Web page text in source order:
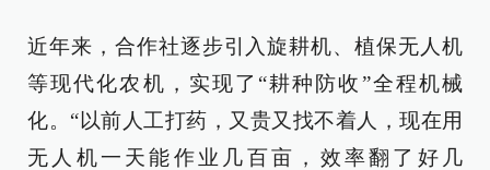
近年来，合作社逐步引入旋耕机、植保无人机
等现代化农机，实现了“耕种防收”全程机械
化。“以前人工打药，又贵又找不着人，现在用
无人机一天能作业几百亩，效率翻了好几